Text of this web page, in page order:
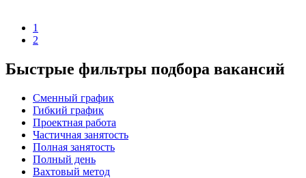
1
2
Быстрые фильтры подбора вакансий
Сменный график
Гибкий график
Проектная работа
Частичная занятость
Полная занятость
Полный день
Вахтовый метод